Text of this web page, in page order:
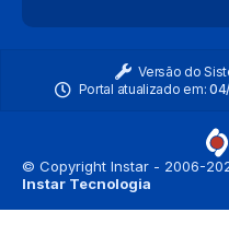
Versão do
Portal atualizado em:
© Copyright Instar - 2006-
Instar Tecnologia